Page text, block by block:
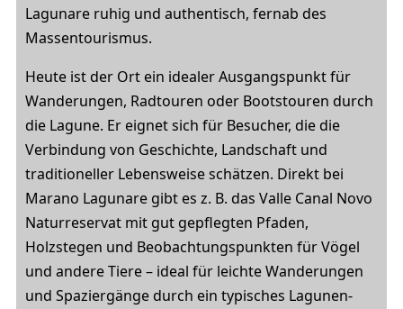
Lagunare ruhig und authentisch, fernab des
Massentourismus.
Heute ist der Ort ein idealer Ausgangspunkt für
Wanderungen, Radtouren oder Bootstouren durch
die Lagune. Er eignet sich für Besucher, die die
Verbindung von Geschichte, Landschaft und
traditioneller Lebensweise schätzen. Direkt bei
Marano Lagunare gibt es z. B. das Valle Canal Novo
Naturreservat mit gut gepflegten Pfaden,
Holzstegen und Beobachtungspunkten für Vögel
und andere Tiere – ideal für leichte Wanderungen
und Spaziergänge durch ein typisches Lagunen-